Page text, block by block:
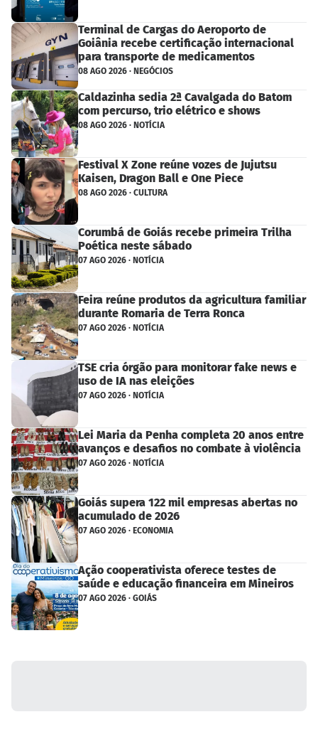
Terminal de Cargas do Aeroporto de
Goiânia recebe certificação internacional
para transporte de medicamentos
08 AGO 2026 · NEGÓCIOS
Caldazinha sedia 2ª Cavalgada do Batom
com percurso, trio elétrico e shows
08 AGO 2026 · NOTÍCIA
Festival X Zone reúne vozes de Jujutsu
Kaisen, Dragon Ball e One Piece
08 AGO 2026 · CULTURA
Corumbá de Goiás recebe primeira Trilha
Poética neste sábado
07 AGO 2026 · NOTÍCIA
Feira reúne produtos da agricultura familiar
durante Romaria de Terra Ronca
07 AGO 2026 · NOTÍCIA
TSE cria órgão para monitorar fake news e
uso de IA nas eleições
07 AGO 2026 · NOTÍCIA
Lei Maria da Penha completa 20 anos entre
avanços e desafios no combate à violência
07 AGO 2026 · NOTÍCIA
Goiás supera 122 mil empresas abertas no
acumulado de 2026
07 AGO 2026 · ECONOMIA
Ação cooperativista oferece testes de
saúde e educação financeira em Mineiros
07 AGO 2026 · GOIÁS